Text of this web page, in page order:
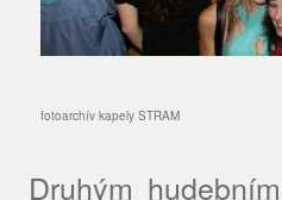
fotoarchív kapely STRAM
Druhým